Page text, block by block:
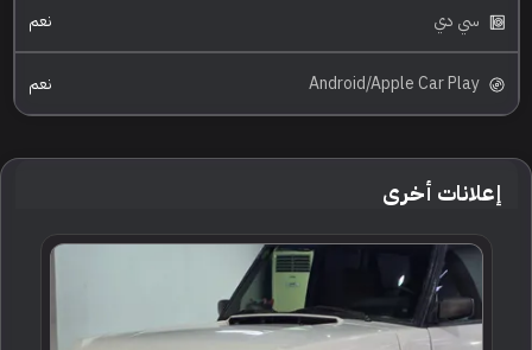
سي دي نعم
Android/Apple Car Play نعم
إعلانات أخرى